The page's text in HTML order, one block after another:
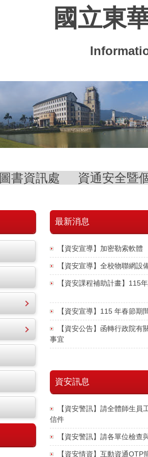
國立東
圖書資訊處 資通安全暨
最新消息
【資安宣導】加密勒索軟體
【資安宣導】全校物聯網設
【資安課程補助計畫】115
【資安宣導】115 年春節期
【資安公告】函轉行政院有
事宜
資安訊息
【資安警訊】請全體師生
信件
【資安警訊】請各單位檢
【資安情資】互動資通